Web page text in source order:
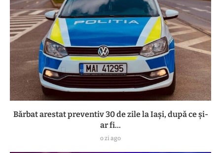
Bărbat arestat preventiv 30 de zile la Iași, după ce și-
ar fi...
o zi ago